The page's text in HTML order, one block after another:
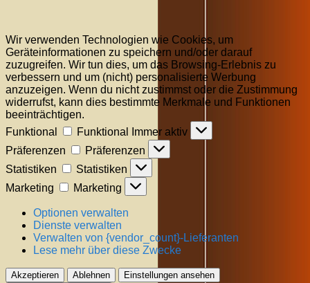
Wir verwenden Technologien wie Cookies, um
Geräteinformationen zu speichern und/oder darauf
zuzugreifen. Wir tun dies, um das Browsing-Erlebnis zu
verbessern und um (nicht) personalisierte Werbung
anzuzeigen. Wenn du nicht zustimmst oder die Zustimmung
widerrufst, kann dies bestimmte Merkmale und Funktionen
beeinträchtigen.
Funktional
Funktional
Immer aktiv
Präferenzen
Präferenzen
Statistiken
Statistiken
Marketing
Marketing
Optionen verwalten
Dienste verwalten
Verwalten von {vendor_count}-Lieferanten
Lese mehr über diese Zwecke
Akzeptieren Ablehnen Einstellungen ansehen